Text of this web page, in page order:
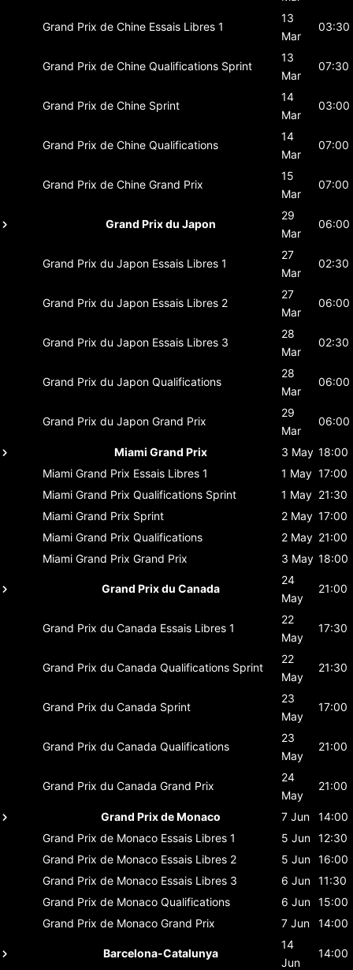
Grand Prix de Chine Essais Libres 1
13
Mar
03:30
Grand Prix de Chine Qualifications Sprint
13
Mar
07:30
Grand Prix de Chine Sprint
14
Mar
03:00
Grand Prix de Chine Qualifications
14
Mar
07:00
Grand Prix de Chine Grand Prix
15
Mar
07:00
Grand Prix du Japon
29
Mar
06:00
Grand Prix du Japon Essais Libres 1
27
Mar
02:30
Grand Prix du Japon Essais Libres 2
27
Mar
06:00
Grand Prix du Japon Essais Libres 3
28
Mar
02:30
Grand Prix du Japon Qualifications
28
Mar
06:00
Grand Prix du Japon Grand Prix
29
Mar
06:00
Miami Grand Prix 3 May 18:00
Miami Grand Prix Essais Libres 1 1 May 17:00
Miami Grand Prix Qualifications Sprint 1 May 21:30
Miami Grand Prix Sprint 2 May 17:00
Miami Grand Prix Qualifications 2 May 21:00
Miami Grand Prix Grand Prix 3 May 18:00
Grand Prix du Canada
24
May
21:00
Grand Prix du Canada Essais Libres 1
22
May
17:30
Grand Prix du Canada Qualifications Sprint
22
May
21:30
Grand Prix du Canada Sprint
23
May
17:00
Grand Prix du Canada Qualifications
23
May
21:00
Grand Prix du Canada Grand Prix
24
May
21:00
Grand Prix de Monaco 7 Jun
14:00
Grand Prix de Monaco Essais Libres 1 5 Jun 12:30
Grand Prix de Monaco Essais Libres 2 5 Jun 16:00
Grand Prix de Monaco Essais Libres 3 6 Jun 11:30
Grand Prix de Monaco Qualifications 6 Jun 15:00
Grand Prix de Monaco Grand Prix 7 Jun 14:00
Barcelona-Catalunya
14
Jun
14:00